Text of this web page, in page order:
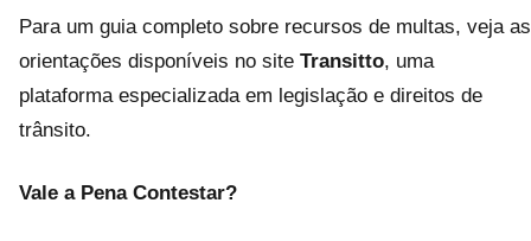
Para um guia completo sobre recursos de multas, veja as
orientações disponíveis no site Transitto, uma
plataforma especializada em legislação e direitos de
trânsito.
Vale a Pena Contestar?